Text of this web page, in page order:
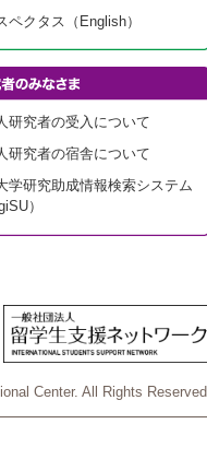
ペクタス（English）
研究者の受入について
研究者の宿舎について
学研究助成情報検索システム
）
Center. All Rights Reserved.